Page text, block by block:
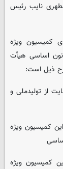
نایب رئیس
کمیسیون ویژه
تولید ملی و نظارت بر اجرای اصل 44 قانون اساسی هیأت
ذیل است:
حمایت از تولیدملی و
اول این کمیسیون ویژه
این کمیسیون ویژه